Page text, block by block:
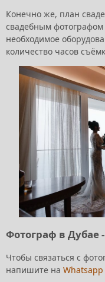
Конечно же, план
свадебным фотографом
необходимое
количество часов
Фотограф в Дубае
Чтобы связаться с
напишите на Whatsapp